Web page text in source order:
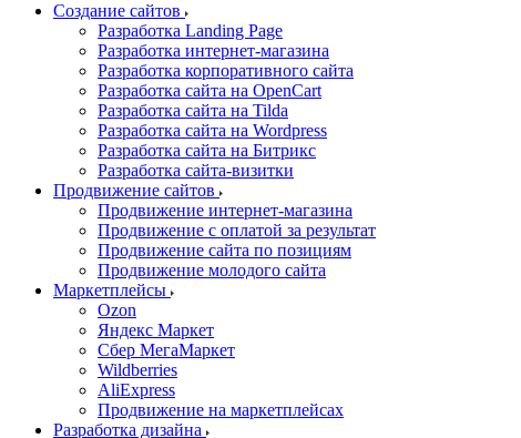
Создание сайтов
Разработка Landing Page
Разработка интернет-магазина
Разработка корпоративного сайта
Разработка сайта на OpenCart
Разработка сайта на Tilda
Разработка сайта на Wordpress
Разработка сайта на Битрикс
Разработка сайта-визитки
Продвижение сайтов
Продвижение интернет-магазина
Продвижение с оплатой за результат
Продвижение сайта по позициям
Продвижение молодого сайта
Маркетплейсы
Ozon
Яндекс Маркет
Сбер МегаМаркет
Wildberries
AliExpress
Продвижение на маркетплейсах
Разработка дизайна